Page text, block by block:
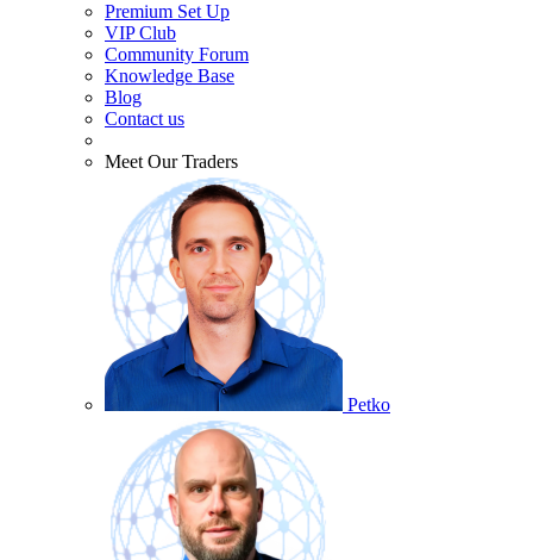
Premium Set Up
VIP Club
Community Forum
Knowledge Base
Blog
Contact us
Meet Our Traders
Petko